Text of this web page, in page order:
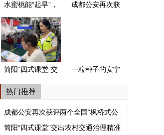
水蜜桃能“起早”，
也可“赶晚”
成都公安再次获
简阳“四式课堂”交
出农村交通治理
精准答卷
一粒种子的安宁
热门推荐
成都公安再次获评两个全国“枫桥式公
安派出所”
简阳“四式课堂”交出农村交通治理精准